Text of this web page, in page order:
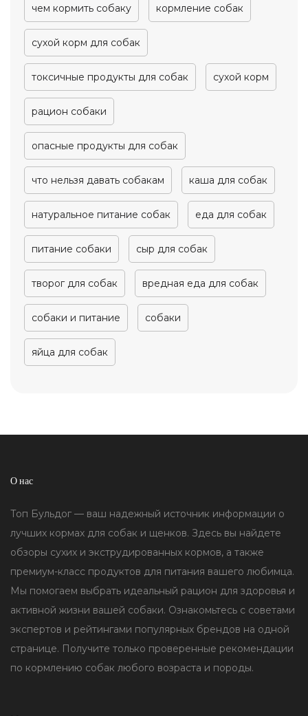
чем кормить собаку кормление собак
сухой корм для собак
токсичные продукты для собак сухой корм
рацион собаки
опасные продукты для собак
что нельзя давать собакам каша для собак
натуральное питание собак еда для собак
питание собаки сыр для собак
творог для собак вредная еда для собак
собаки и питание собаки
яйца для собак
О нас
Топ Бульдог — ваш надежный источник информации о
лучших кормах для собак и щенков. Здесь вы найдете
обзоры сухих и экструдированных кормов, а также
премиум-класс продуктов для питания вашего любимца.
Мы помогаем выбрать идеальный рацион для здоровья и
активной жизни вашей собаки. Ознакомьтесь с советами
экспертов и рейтингами популярных брендов на одной
странице. Получите только проверенные рекомендации
по кормлению собак любого возраста и породы.